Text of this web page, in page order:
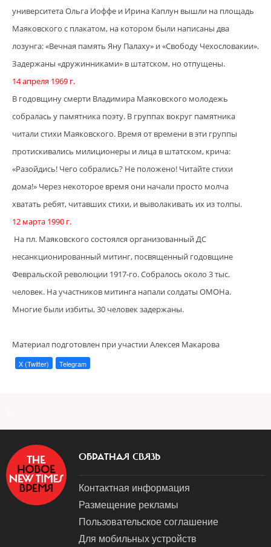
университета Ольга Иоффе и Ирина Каплун вышли на площадь
Маяковского с плакатом, на котором были написаны два
лозунга: «Вечная память Яну Палаху» и «Свободу Чехословакии».
Задержаны «дружинниками» в штатском, но отпущены.
14 апреля 1969 г.
В годовщину смерти Владимира Маяковского молодежь
собралась у памятника поэту. В группах вокруг памятника
читали стихи Маяковского. Время от времени в эти группы
протискивались милиционеры и лица в штатском, крича:
«Разойдись! Чего собрались? Не положено! Читайте стихи
дома!» Через некоторое время они начали просто молча
хватать ребят, читавших стихи, и выволакивать их из толпы.
12 марта 1990 г.
На пл. Маяковского состоялся организованный ДС
несанкционированный митинг, посвященный годовщине
Февральской революции 1917-го. Собралось около 3 тыс.
человек. На участников митинга напали солдаты ОМОНа.
Многие были избиты, 30 человек задержаны.
Материал подготовлен при участии Алексея Макарова
X (Twitter) Telegram
ОБРАТНАЯ СВЯЗЬ
Контактная информация
Размещение рекламы
Пользовательское соглашение
Для мобильных устройств